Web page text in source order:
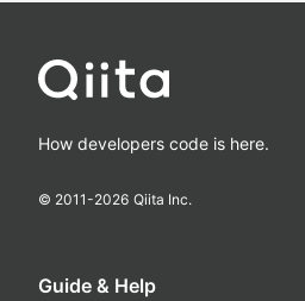
How developers code is here.
© 2011-2026 Qiita Inc.
Guide & Help